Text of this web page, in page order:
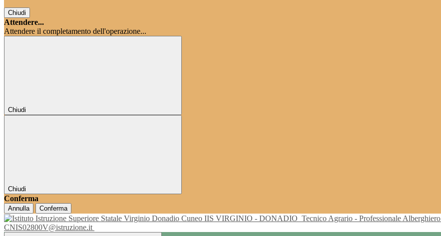
Chiudi
Attendere...
Attendere il completamento dell'operazione...
Chiudi
Chiudi
Conferma
Annulla Conferma
IIS VIRGINIO - DONADIO Tecnico Agrario - Professionale Alberghiero
CNIS02800V@istruzione.it